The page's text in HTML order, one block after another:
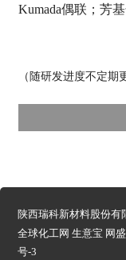
Kumada偶联；芳基
（随研发进度不定期
陕西瑞科新材料股份有
全球化工网 生意宝 网
号-3